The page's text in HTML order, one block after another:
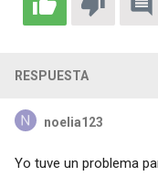
RESPUESTA
noelia123
Yo tuve un problema